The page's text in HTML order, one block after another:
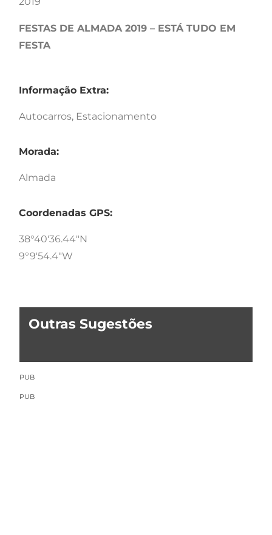
FESTAS DE ALMADA 2019 – ESTÁ TUDO EM
FESTA
Informação Extra:
Autocarros, Estacionamento
Morada:
Almada
Coordenadas GPS:
38°40'36.44"N
9°9'54.4"W
Outras Sugestões
PUB
PUB